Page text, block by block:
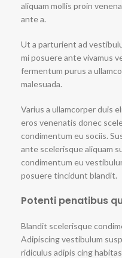
aliquam mollis proin
ante a.
Ut a parturient ad
mi posuere ante vivamus
fermentum purus a
malesuada.
Varius a ullamcorper duis
eros venenatis donec
condimentum eu sociis.
ante scelerisque aliquam
condimentum eu
posuere tincidunt blandit.
Potenti penatibus
Blandit scelerisque
Adipiscing vestibulum
ridiculus adipis cing